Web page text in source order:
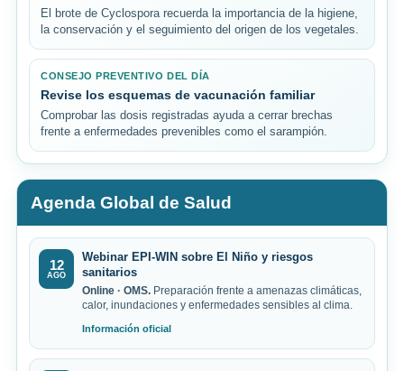
El brote de Cyclospora recuerda la importancia de la higiene,
la conservación y el seguimiento del origen de los vegetales.
CONSEJO PREVENTIVO DEL DÍA
Revise los esquemas de vacunación familiar
Comprobar las dosis registradas ayuda a cerrar brechas
frente a enfermedades prevenibles como el sarampión.
Agenda Global de Salud
12
AGO
Webinar EPI-WIN sobre El Niño y riesgos
sanitarios
Online · OMS. Preparación frente a amenazas climáticas,
calor, inundaciones y enfermedades sensibles al clima.
Información oficial